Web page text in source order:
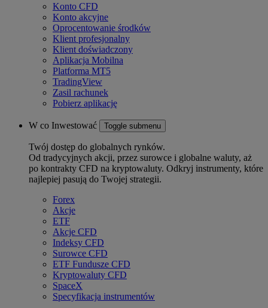
Konto CFD
Konto akcyjne
Oprocentowanie środków
Klient profesjonalny
Klient doświadczony
Aplikacja Mobilna
Platforma MT5
TradingView
Zasil rachunek
Pobierz aplikację
W co Inwestować Toggle submenu
Twój dostęp do globalnych rynków.
Od tradycyjnych akcji, przez surowce i globalne waluty, aż
po kontrakty CFD na kryptowaluty. Odkryj instrumenty, które
najlepiej pasują do Twojej strategii.
Forex
Akcje
ETF
Akcje CFD
Indeksy CFD
Surowce CFD
ETF Fundusze CFD
Kryptowaluty CFD
SpaceX
Specyfikacja instrumentów